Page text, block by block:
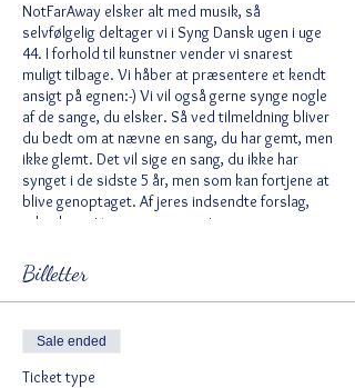
NotFarAway elsker alt med musik, så
selvfølgelig deltager vi i Syng Dansk ugen i uge
44. I forhold til kunstner vender vi snarest
muligt tilbage. Vi håber at præsentere et kendt
ansigt på egnen:-) Vi vil også gerne synge nogle
af de sange, du elsker. Så ved tilmeldning bliver
du bedt om at nævne en sang, du har gemt, men
ikke glemt. Det vil sige en sang, du ikke har
synget i de sidste 5 år, men som kan fortjene at
blive genoptaget. Af jeres indsendte forslag,
udvælger vi tre sange, som vi synger sammen.
Billetter
Sale ended
Ticket type